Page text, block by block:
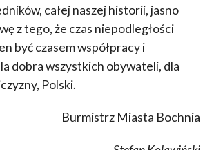
całej naszej historii, jasno
z tego, że czas niepodległości
być czasem współpracy i
dobra wszystkich obywateli, dla
Polski.
Miasta Bochnia